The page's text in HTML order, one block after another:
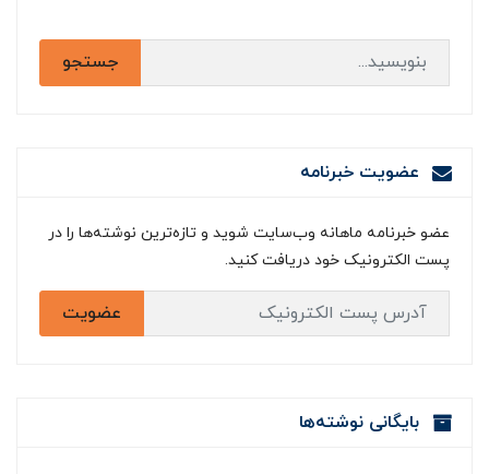
جستجو
عضویت خبرنامه
عضو خبرنامه ماهانه وب‌سایت شوید و تازه‌ترین نوشته‌ها را در
پست الکترونیک خود دریافت کنید.
عضویت
بایگانی نوشته‌ها